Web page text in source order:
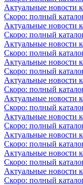
Актуальные новости
Скоро: полный
Актуальные новости
Скоро: полный
Актуальные новости
Скоро: полный
Актуальные новости
Скоро: полный
Актуальные новости
Скоро: полный
Актуальные новости
Скоро: полный
Актуальные новости
Скоро: полный
Актуальные новости
Скоро: полный
Актуальные новости
Скоро: полный
Актуальные новости
Скоро: полный